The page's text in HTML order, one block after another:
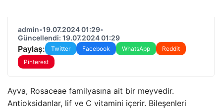
admin•19.07.2024 01:29•
Güncellendi: 19.07.2024 01:29
Paylaş: Twitter Facebook WhatsApp
Reddit
Pinterest
Ayva, Rosaceae familyasına ait bir meyvedir.
Antioksidanlar, lif ve C vitamini içerir. Bileşenleri